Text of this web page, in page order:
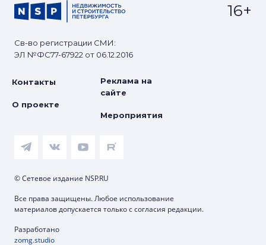
Св-во регистрации СМИ:
ЭЛ №ФС77-67922 от 06.12.2016
16+
Контакты
О проекте
Реклама на
сайте
Мероприятия
© Сетевое издание NSP.RU
Все права защищены. Любое использование
материалов допускается только с согласия редакции.
Разработано
zomg.studio